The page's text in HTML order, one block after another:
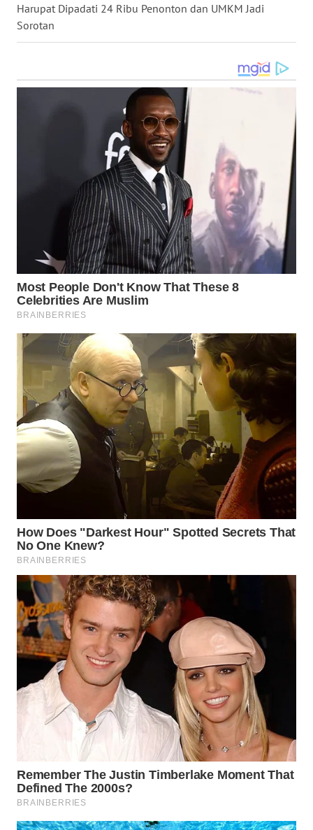
Harupat Dipadati 24 Ribu Penonton dan UMKM Jadi
Sorotan
LANGKAT
WN
SIMALUNGUN
WN
LABUHANBATU
TAPANULI
TENGAH
WN DELI
SERDANG
WN
TEBING
TINGGI
PAKPAK
WN
KARAWANG
WN
BEKASI
WN
BOGOR
WN
WN
TAPANULI
UTARA